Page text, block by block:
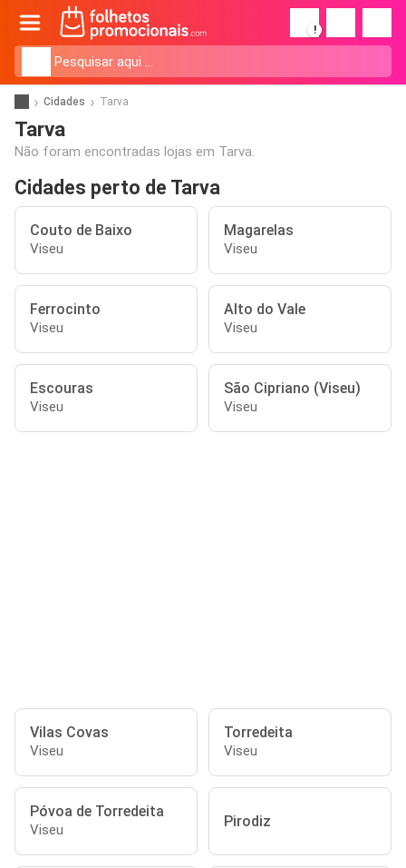
!
Cidades Tarva
Tarva
Não foram encontradas lojas em Tarva.
Cidades perto de Tarva
Couto de Baixo
Viseu
Magarelas
Viseu
Ferrocinto
Viseu
Alto do Vale
Viseu
Escouras
Viseu
São Cipriano (Viseu)
Viseu
Vilas Covas
Viseu
Torredeita
Viseu
Póvoa de Torredeita
Viseu Pirodiz